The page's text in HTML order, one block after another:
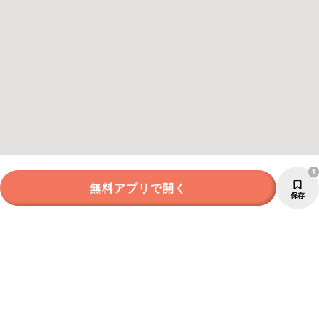
無料アプリで開く 保存
1